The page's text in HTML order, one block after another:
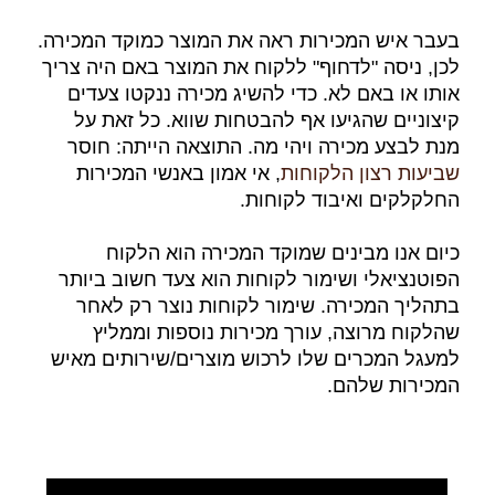
בעבר איש המכירות ראה את המוצר כמוקד המכירה.
לכן, ניסה "לדחוף" ללקוח את המוצר באם היה צריך
אותו או באם לא. כדי להשיג מכירה ננקטו צעדים
קיצוניים שהגיעו אף להבטחות שווא. כל זאת על
מנת לבצע מכירה ויהי מה. התוצאה הייתה: חוסר
שביעות רצון הלקוחות, אי אמון באנשי המכירות
החלקלקים ואיבוד לקוחות.
כיום אנו מבינים שמוקד המכירה הוא הלקוח
הפוטנציאלי ושימור לקוחות הוא צעד חשוב ביותר
בתהליך המכירה. שימור לקוחות נוצר רק לאחר
שהלקוח מרוצה, עורך מכירות נוספות וממליץ
למעגל המכרים שלו לרכוש מוצרים/שירותים מאיש
המכירות שלהם.